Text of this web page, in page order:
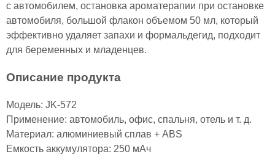
с автомобилем, остановка ароматерапии при остановке
автомобиля, большой флакон объемом 50 мл, который
эффективно удаляет запахи и формальдегид, подходит
для беременных и младенцев.
Описание продукта
Модель: JK-572
Применение: автомобиль, офис, спальня, отель и т. д.
Материал: алюминиевый сплав + ABS
Емкость аккумулятора: 250 мАч